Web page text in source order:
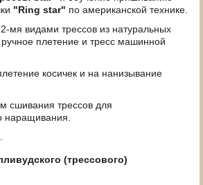
"Ring star" по американской технике.
мя видами трессов из натуральных
плетение и тресс машинной
косичек и на нанизывание
сшивания трессов для
наращивания.
(трессового)